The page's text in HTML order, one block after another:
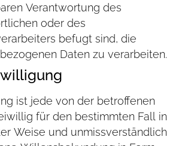
Verantwortung des
oder des
befugt sind, die
Daten zu verarbeiten.
ist jede von der betroffenen
für den bestimmten Fall in
Weise und unmissverständlich